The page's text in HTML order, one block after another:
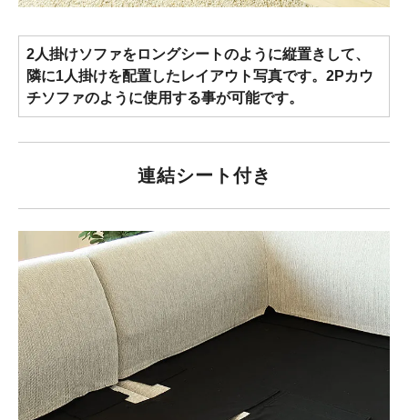
2人掛けソファをロングシートのように縦置きして、
隣に1人掛けを配置したレイアウト写真です。2Pカウ
チソファのように使用する事が可能です。
連結シート付き